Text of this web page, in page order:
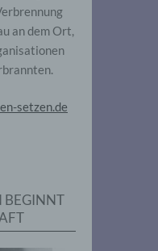
an dem Ort,
setzen.de
BEGINNT